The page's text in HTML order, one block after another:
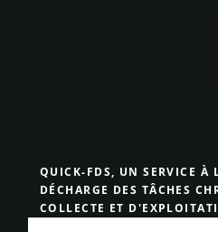
QUICK-FDS, UN SERVICE À
DÉCHARGE DES TÂCHES
COLLECTE ET